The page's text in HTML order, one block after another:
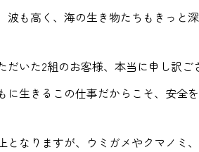
波も高く、海の生き物たちもきっと
だいた2組のお客様、本当に申し訳ご
に生きるこの仕事だからこそ、安全
となりますが、ウミガメやクマノミ